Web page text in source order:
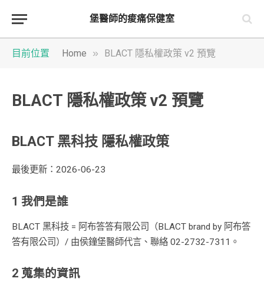
堡醫師的痠痛保健室
目前位置 Home » BLACT 隱私權政策 v2 預覽
BLACT 隱私權政策 v2 預覽
BLACT 黑科技 隱私權政策
最後更新：2026-06-23
1 我們是誰
BLACT 黑科技 = 阿布答答有限公司（BLACT brand by 阿布答
答有限公司）/ 由侯鐘堡醫師代言、聯絡 02-2732-7311。
2 蒐集的資訊